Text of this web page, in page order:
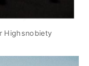
Highsnobiety